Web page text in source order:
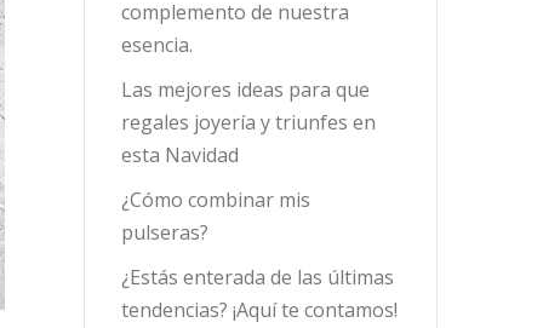
complemento de nuestra
esencia.
Las mejores ideas para que
regales joyería y triunfes en
esta Navidad
¿Cómo combinar mis
pulseras?
¿Estás enterada de las últimas
tendencias? ¡Aquí te contamos!